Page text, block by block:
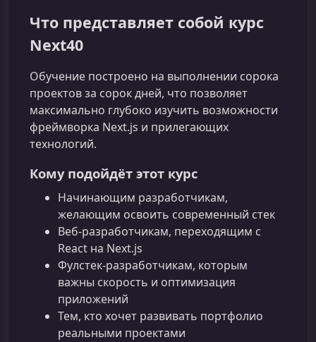
Что представляет собой курс
Next40
Обучение построено на выполнении сорока
проектов за сорок дней, что позволяет
максимально глубоко изучить возможности
фреймворка Next.js и прилегающих
технологий.
Кому подойдёт этот курс
Начинающим разработчикам,
желающим освоить современный стек
Веб‑разработчикам, переходящим с
React на Next.js
Фулстек‑разработчикам, которым
важны скорость и оптимизация
приложений
Тем, кто хочет развивать портфолио
реальными проектами